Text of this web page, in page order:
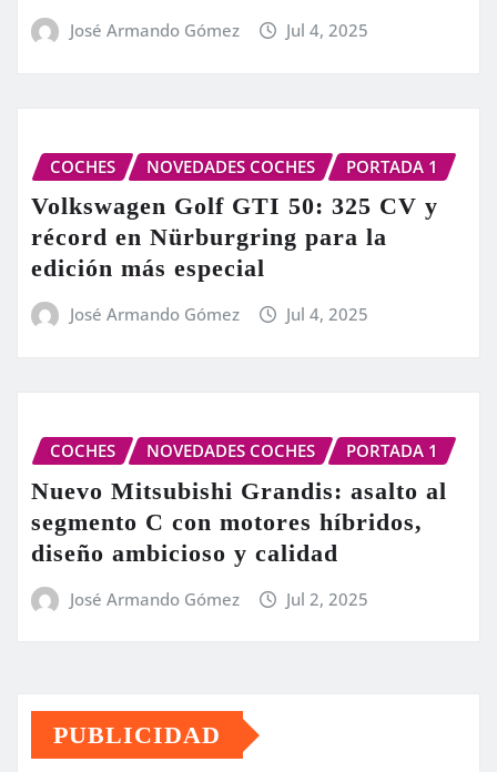
José Armando Gómez Jul 4, 2025
COCHES NOVEDADES COCHES PORTADA 1
Volkswagen Golf GTI 50: 325 CV y
récord en Nürburgring para la
edición más especial
José Armando Gómez Jul 4, 2025
COCHES NOVEDADES COCHES PORTADA 1
Nuevo Mitsubishi Grandis: asalto al
segmento C con motores híbridos,
diseño ambicioso y calidad
José Armando Gómez Jul 2, 2025
PUBLICIDAD